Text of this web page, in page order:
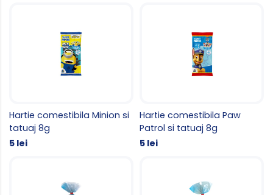
Hartie comestibila Minion si
tatuaj 8g
5 lei
Hartie comestibila Paw
Patrol si tatuaj 8g
5 lei